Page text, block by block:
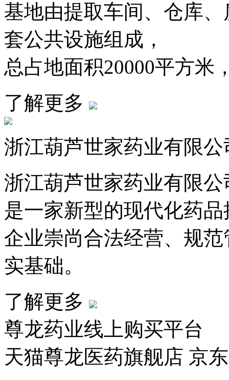
基地由提取车间、仓库
套公共设施组成，
总占地面积20000平方米
了解更多
浙江葫芦世家药业有限公
浙江葫芦世家药业有限
是一家新型的现代化药
企业崇尚合法经营、规
实基础。
了解更多
尊龙药业线上购买平台
天猫尊龙医药旗舰店 京